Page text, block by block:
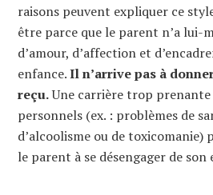
raisons peuvent expliquer ce
être parce que le parent n’a lui-
d’amour, d’affection et
enfance.Il n’arrive pas à
reçu.Une carrière trop prenante
personnels (ex. : problèmes de
d’alcoolisme ou de toxicomanie)
le parent à se désengager de son